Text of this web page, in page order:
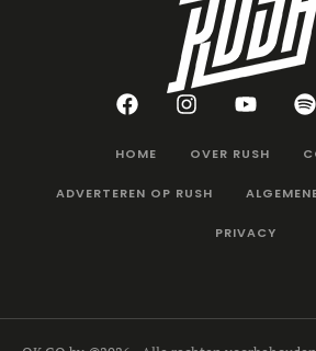
HOME OVER RUSH
ADVERTEREN OP RUSH
PRIVACY